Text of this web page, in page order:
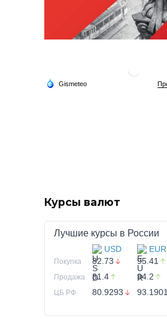
Курсы валют
Лучшие курсы в России
USD EUR
Покупка 82.73 95.41
Продажа 81.4 94.2
ЦБ РФ 80.9293 93.1901